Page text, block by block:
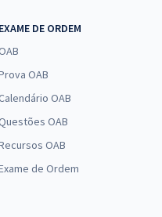
EXAME DE ORDEM
OAB
OAB
OAB
OAB
de Ordem